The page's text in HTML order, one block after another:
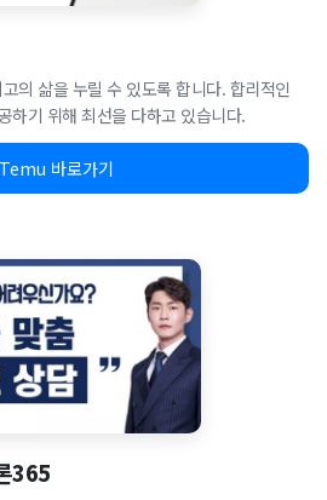
의 삶을 누릴 수 있도록 합니다. 합리적인
하기 위해 최선을 다하고 있습니다.
Temu 바로가기
365